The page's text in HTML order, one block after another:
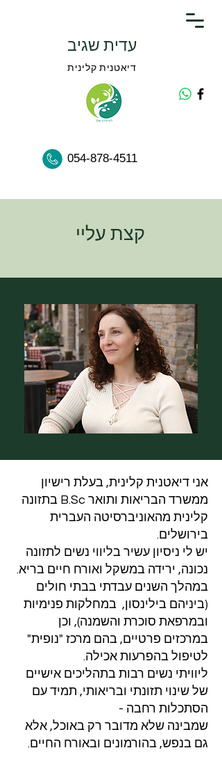
דיאטנית קלינית
054-878-4511
קצת עליי
אני דיאטנית קלינית, בעלת רישיון
ממשרד הבריאות ותואר B.Sc בתזונה
קלינית מהאוניברסיטה העברית
בירושלים.
יש לי ניסיון עשיר בליווי נשים לתזונה
נכונה, ירידה במשקל ואורח חיים בריא.
במהלך השנים עבדתי בבתי חולים
(ביניהם בילינסון, במחלקות פנימיות
ובמרפאת סוכרת והשמנה), וכן
במרכזים פרטיים, בהם מרכז "נופית"
לטיפול בהפרעות אכילה.
ליוויתי נשים רבות בתהליכים אישיים
של שינוי תזונתי ובריאותי, תמיד עם
הסתכלות רחבה -
שמבינה שלא מדובר רק באוכל, אלא
גם בנפש, בהורמונים ובאורח החיים.